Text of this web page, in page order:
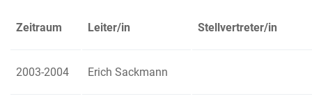
Zeitraum Leiter/in Stellvertreter/in
2003-2004 Erich Sackmann